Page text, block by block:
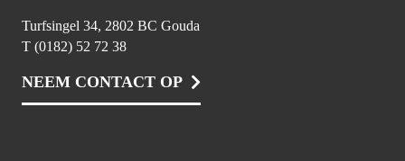
Turfsingel 34, 2802 BC Gouda
T (0182) 52 72 38
NEEM CONTACT OP